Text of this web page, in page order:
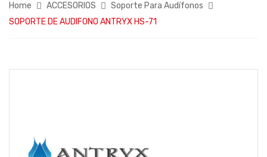
Home ACCESORIOS
Soporte Para Audífonos
SOPORTE DE AUDIFONO ANTRYX HS-71